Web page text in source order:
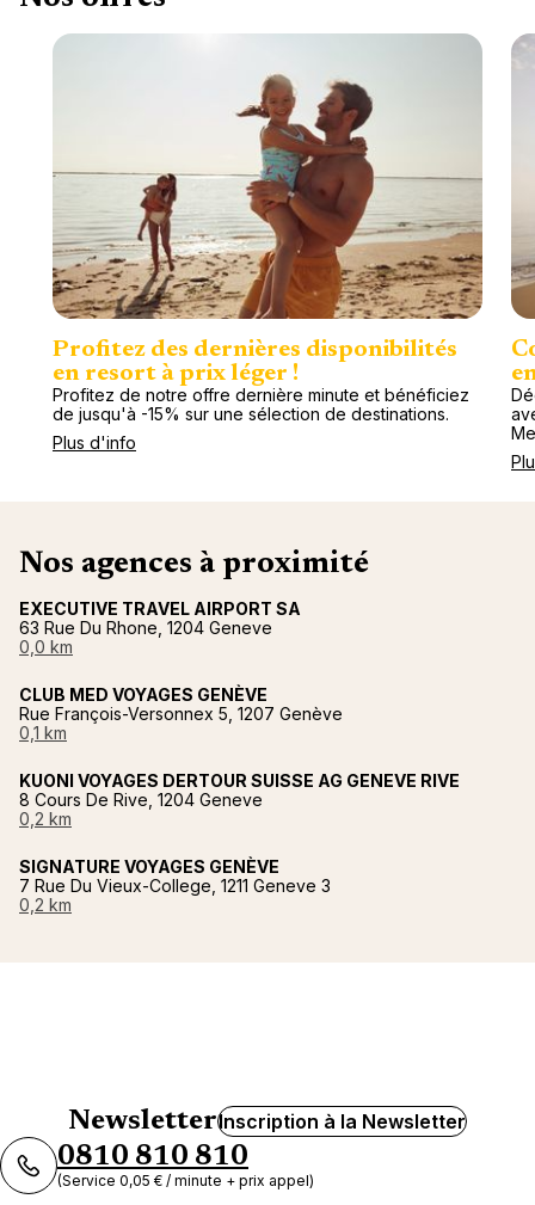
Profitez des dernières disponibilités
en resort à prix léger !
Profitez de notre offre dernière minute et bénéficiez
de jusqu'à -15% sur une sélection de destinations.
Plus d'info
Nos agences à proximité
EXECUTIVE TRAVEL AIRPORT SA
63 Rue Du Rhone, 1204 Geneve
0,0 km
CLUB MED VOYAGES GENÈVE
Rue François-Versonnex 5, 1207 Genève
0,1 km
KUONI VOYAGES DERTOUR SUISSE AG GENEVE RIVE
8 Cours De Rive, 1204 Geneve
0,2 km
SIGNATURE VOYAGES GENÈVE
7 Rue Du Vieux-College, 1211 Geneve 3
0,2 km
NewsletterInscription à la Newsletter
0810 810 810
(Service 0,05 € / minute + prix appel)